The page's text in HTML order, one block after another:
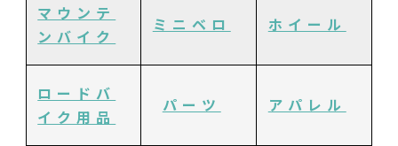
マウンテ
ンバイク
ミニベロ ホイール
ロードバ
イク用品
パーツ アパレル